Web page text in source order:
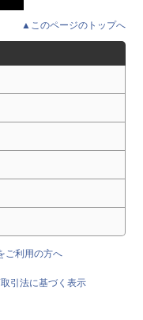
▲このページのトップへ
ご利用の方へ
取引法に基づく表示